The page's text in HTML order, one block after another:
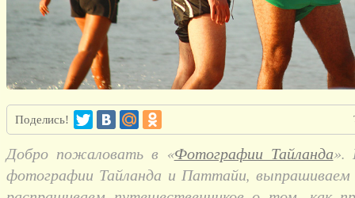
Поделись!
Добро пожаловать в «Фотографии Тайланда».
фотографии Тайланда и Паттайи, выпрашиваем